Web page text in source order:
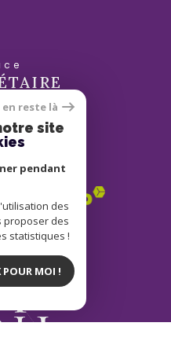
en reste là
site
pendant
des
proposer des
statistiques !
POUR MOI !